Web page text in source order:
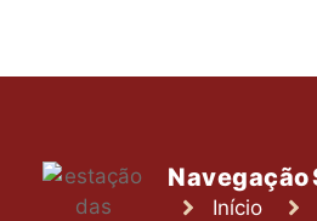
Navegação
Início